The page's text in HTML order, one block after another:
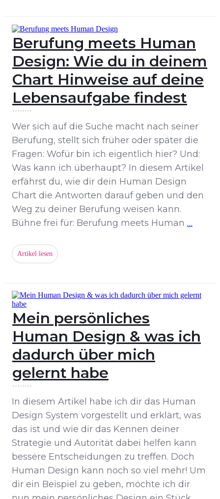
Berufung meets Human
Design: Wie du in deinem
Chart Hinweise auf deine
Lebensaufgabe findest
Wer sich auf die Suche macht nach seiner
Berufung, stellt sich früher oder später die
Fragen: Wofür bin ich eigentlich hier? Und:
Was kann ich überhaupt? In diesem Artikel
erfährst du, wie dir dein Human Design
Chart die Antworten darauf geben und den
Weg zu deiner Berufung weisen kann.
Bühne frei für: Berufung meets Human …
Artikel lesen
Mein persönliches
Human Design & was ich
dadurch über mich
gelernt habe
In diesem Artikel habe ich dir das Human
Design System vorgestellt und erklärt, was
das ist und wie dir das Kennen deiner
Strategie und Autorität dabei helfen kann
bessere Entscheidungen zu treffen. Doch
Human Design kann noch so viel mehr! Um
dir ein Beispiel zu geben, möchte ich dir